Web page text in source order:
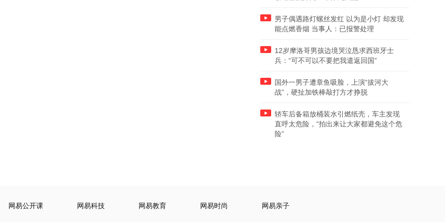
男子偶遇路灯螺丝发红 以为是小灯 却发现
能点燃香烟 当事人：已报警处理
12岁摩洛哥男孩边境哭泣恳求西班牙士
兵：“可不可以不要把我遣返回国”
国外一男子遭章鱼吸脸，上演“拔河大
战”，硬扯加铁棒敲打方才挣脱
轿车后备箱放桶装水引燃纸壳，车主发现
直呼太危险，“拍出来让大家都避免这个危
险”
网易公开课 网易科技 网易教育 网易时尚 网易亲子